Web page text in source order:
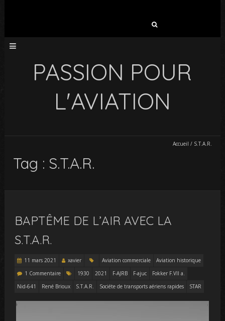
PASSION POUR
L'AVIATION
Accueil / S.T.A.R.
Tag : S.T.A.R.
BAPTÊME DE L’AIR AVEC LA
S.T.A.R.
11 mars 2021 xavier Aviation commerciale
Aviation historique
1 Commentaire
1930 2021 F-AJRB F-ajuc
Fokker F.VII a.
Nid-641
René Brioux S.T.A.R. Sociéte de transports aériens rapides STAR